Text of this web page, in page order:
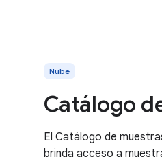
Nube
Catálogo
El Catálogo de
brinda acceso a